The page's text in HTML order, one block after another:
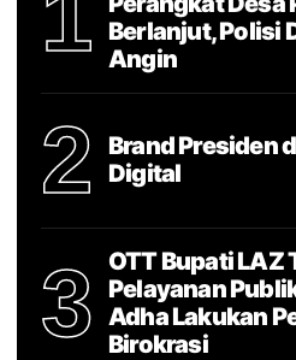
Berlanjut, Polisi
Angin
2
Brand Presiden
Digital
3
OTT Bupati LAZ
Pelayanan
Adha Lakukan
Birokrasi